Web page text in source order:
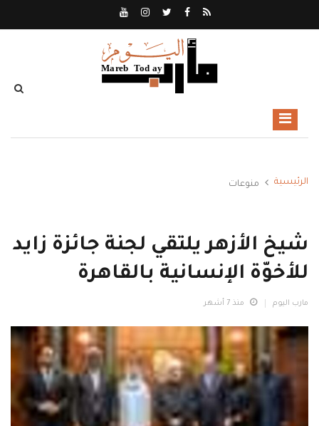
الرئيسية منوعات
شيخ الأزهر يلتقي لجنة جائزة زايد
للأخوّة الإنسانية بالقاهرة
مارب اليوم منذ 7 أشهر